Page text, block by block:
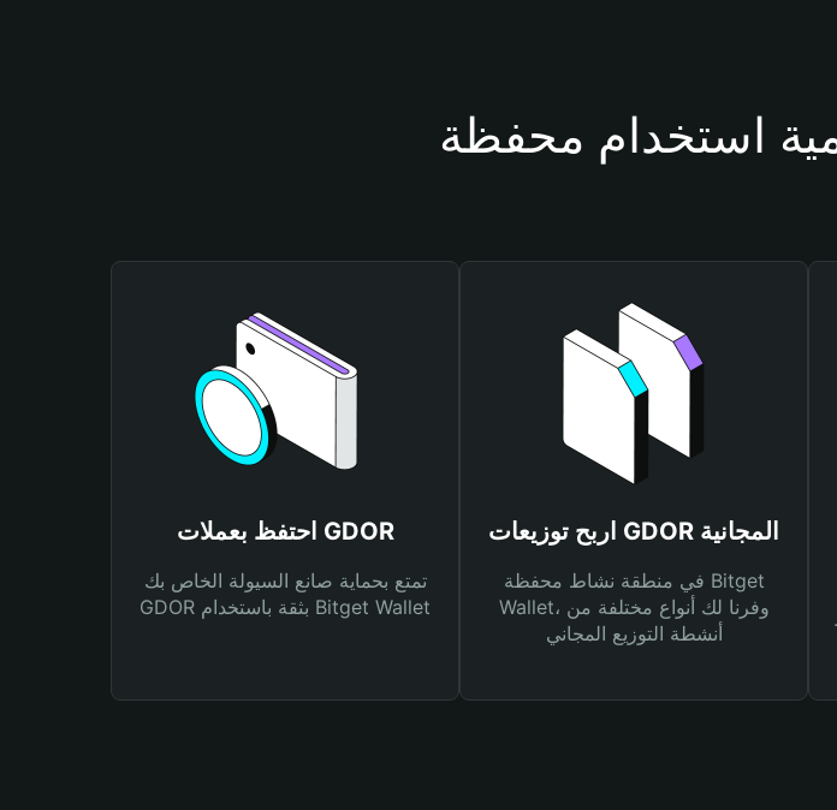
احتفظ بعملات GDOR
تمتع بحماية صانع السيولة الخاص بك
GDOR بثقة باستخدام Bitget Wallet
اربح توزيعات GDOR المجانية
في منطقة نشاط محفظة Bitget
Wallet، وفرنا لك أنواع مختلفة من
أنشطة التوزيع المجاني